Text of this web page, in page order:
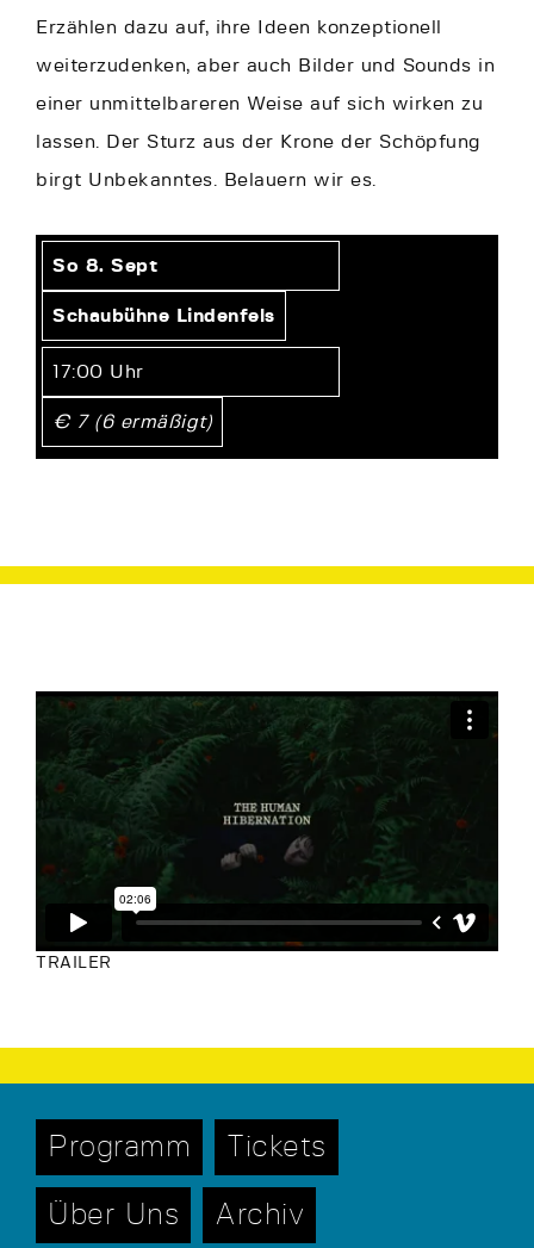
Erzählen dazu auf, ihre Ideen konzeptionell
weiterzudenken, aber auch Bilder und Sounds in
einer unmittelbareren Weise auf sich wirken zu
lassen. Der Sturz aus der Krone der Schöpfung
birgt Unbekanntes. Belauern wir es.
So 8. Sept
Schaubühne Lindenfels
17:00 Uhr
€ 7 (6 ermäßigt)
TRAILER
Programm Tickets
Über Uns Archiv